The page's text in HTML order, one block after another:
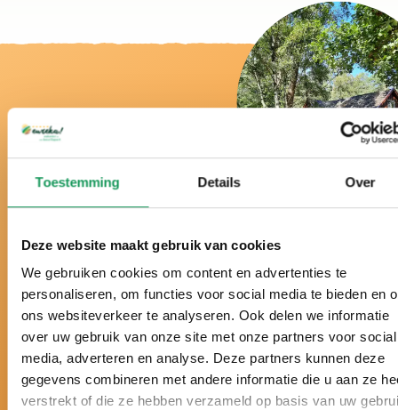
Toestemming Details Over
Deze website maakt gebruik van cookies
We gebruiken cookies om content en advertenties te
personaliseren, om functies voor social media te bieden en
ons websiteverkeer te analyseren. Ook delen we informatie
over uw gebruik van onze site met onze partners voor social
media, adverteren en analyse. Deze partners kunnen deze
gegevens combineren met andere informatie die u aan ze
verstrekt of die ze hebben verzameld op basis van uw
Bei uns ist es
wirklich Urlaub!
Schon über ein halbes Jahrhundert der Ferienpark
in der Twenter Natur.
Seit vielen Jahren zum besten Ferienpark der
Niederlande gewählt.
Schon sechsmal hintereinander mit einem Zoover
Award gekrönt und mit 9,8 von 10 Punkten